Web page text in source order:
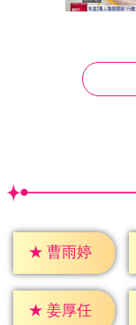
★ 曹雨婷
★ 姜厚任